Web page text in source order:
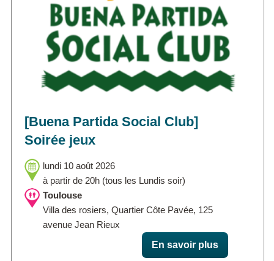
[Buena Partida Social Club]
Soirée jeux
lundi 10 août 2026
à partir de 20h (tous les Lundis soir)
Toulouse
Villa des rosiers, Quartier Côte Pavée, 125
avenue Jean Rieux
En savoir plus